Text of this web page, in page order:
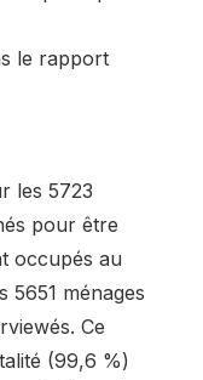
le rapport
les 5723
pour être
occupés au
5651 ménages
Ce
(99,6 %)